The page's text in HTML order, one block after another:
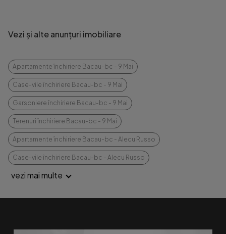
Vezi și alte anunțuri imobiliare
Apartamente închiriere Bacau-bc - 9 Mai
Case-vile închiriere Bacau-bc - 9 Mai
Garsoniere închiriere Bacau-bc - 9 Mai
Terenuri închiriere Bacau-bc - 9 Mai
Apartamente închiriere Bacau-bc - Alecu Russo
Case-vile închiriere Bacau-bc - Alecu Russo
vezi mai multe